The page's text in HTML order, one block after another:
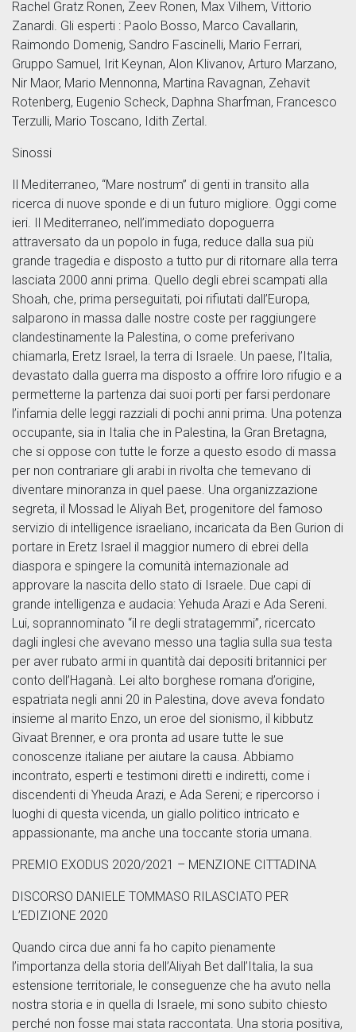
Rachel Gratz Ronen, Zeev Ronen, Max Vilhem, Vittorio
Zanardi. Gli esperti : Paolo Bosso, Marco Cavallarin,
Raimondo Domenig, Sandro Fascinelli, Mario Ferrari,
Gruppo Samuel, Irit Keynan, Alon Klivanov, Arturo Marzano,
Nir Maor, Mario Mennonna, Martina Ravagnan, Zehavit
Rotenberg, Eugenio Scheck, Daphna Sharfman, Francesco
Terzulli, Mario Toscano, Idith Zertal.
Sinossi
Il Mediterraneo, “Mare nostrum” di genti in transito alla
ricerca di nuove sponde e di un futuro migliore. Oggi come
ieri. Il Mediterraneo, nell’immediato dopoguerra
attraversato da un popolo in fuga, reduce dalla sua più
grande tragedia e disposto a tutto pur di ritornare alla terra
lasciata 2000 anni prima. Quello degli ebrei scampati alla
Shoah, che, prima perseguitati, poi rifiutati dall’Europa,
salparono in massa dalle nostre coste per raggiungere
clandestinamente la Palestina, o come preferivano
chiamarla, Eretz Israel, la terra di Israele. Un paese, l’Italia,
devastato dalla guerra ma disposto a offrire loro rifugio e a
permetterne la partenza dai suoi porti per farsi perdonare
l’infamia delle leggi razziali di pochi anni prima. Una potenza
occupante, sia in Italia che in Palestina, la Gran Bretagna,
che si oppose con tutte le forze a questo esodo di massa
per non contrariare gli arabi in rivolta che temevano di
diventare minoranza in quel paese. Una organizzazione
segreta, il Mossad le Aliyah Bet, progenitore del famoso
servizio di intelligence israeliano, incaricata da Ben Gurion di
portare in Eretz Israel il maggior numero di ebrei della
diaspora e spingere la comunità internazionale ad
approvare la nascita dello stato di Israele. Due capi di
grande intelligenza e audacia: Yehuda Arazi e Ada Sereni.
Lui, soprannominato “il re degli stratagemmi”, ricercato
dagli inglesi che avevano messo una taglia sulla sua testa
per aver rubato armi in quantità dai depositi britannici per
conto dell’Haganà. Lei alto borghese romana d’origine,
espatriata negli anni 20 in Palestina, dove aveva fondato
insieme al marito Enzo, un eroe del sionismo, il kibbutz
Givaat Brenner, e ora pronta ad usare tutte le sue
conoscenze italiane per aiutare la causa. Abbiamo
incontrato, esperti e testimoni diretti e indiretti, come i
discendenti di Yheuda Arazi, e Ada Sereni; e ripercorso i
luoghi di questa vicenda, un giallo politico intricato e
appassionante, ma anche una toccante storia umana.
PREMIO EXODUS 2020/2021 – MENZIONE CITTADINA
DISCORSO DANIELE TOMMASO RILASCIATO PER
L’EDIZIONE 2020
Quando circa due anni fa ho capito pienamente
l’importanza della storia dell’Aliyah Bet dall’Italia, la sua
estensione territoriale, le conseguenze che ha avuto nella
nostra storia e in quella di Israele, mi sono subito chiesto
perché non fosse mai stata raccontata. Una storia positiva,